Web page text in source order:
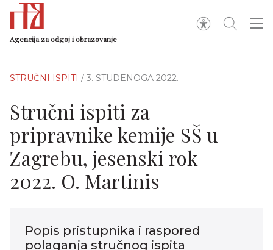
Agencija za odgoj i obrazovanje
STRUČNI ISPITI / 3. STUDENOGA 2022.
Stručni ispiti za
pripravnike kemije SŠ u
Zagrebu, jesenski rok
2022. O. Martinis
Popis pristupnika i raspored
polaganja stručnog ispita